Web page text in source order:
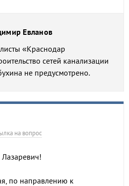
Евланов
«Краснодар
сетей канализации
не предусмотрено.
на вопрос
по направлению к